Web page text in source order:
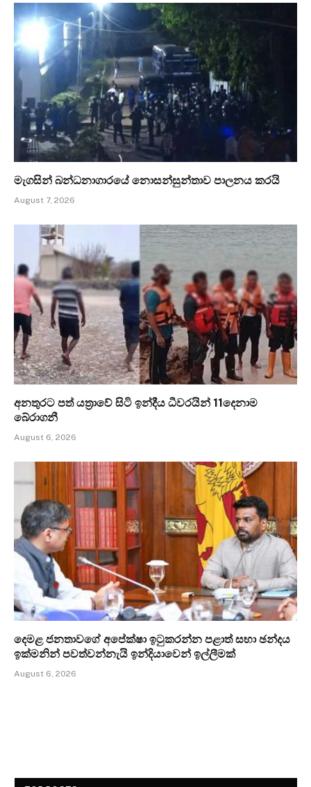
මැගසින් බන්ධනාගාරයේ නොසන්සුන්තාව පාලනය කරයි
August 7, 2026
අනතුරට පත් යත්‍රාවේ සිටි ඉන්දීය ධීවරයින් 11දෙනාම
බේරාගනී
August 6, 2026
දෙමළ ජනතාවගේ අපේක්ෂා ඉටුකරන්න පළාත් සභා ඡන්දය
ඉක්මනින් පවත්වන්නැයි ඉන්දියාවෙන් ඉල්ලීමක්
August 6, 2026